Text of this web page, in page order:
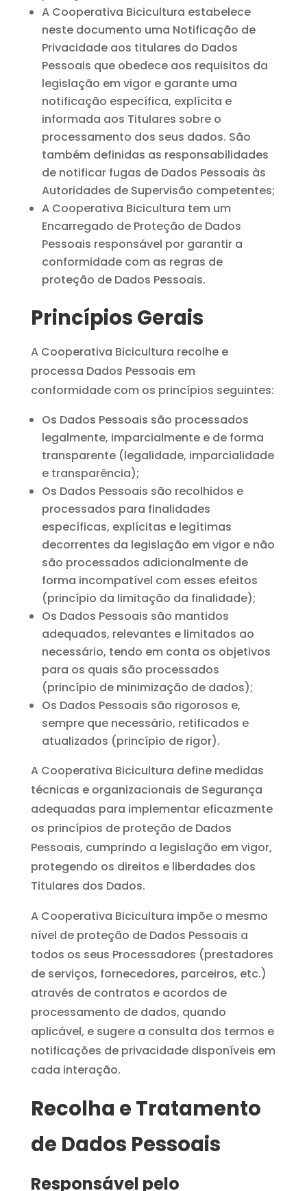
A Cooperativa Bicicultura estabelece
neste documento uma Notificação de
Privacidade aos titulares do Dados
Pessoais que obedece aos requisitos da
legislação em vigor e garante uma
notificação específica, explícita e
informada aos Titulares sobre o
processamento dos seus dados. São
também definidas as responsabilidades
de notificar fugas de Dados Pessoais às
Autoridades de Supervisão competentes;
A Cooperativa Bicicultura tem um
Encarregado de Proteção de Dados
Pessoais responsável por garantir a
conformidade com as regras de
proteção de Dados Pessoais.
Princípios Gerais
A Cooperativa Bicicultura recolhe e
processa Dados Pessoais em
conformidade com os princípios seguintes:
Os Dados Pessoais são processados
legalmente, imparcialmente e de forma
transparente (legalidade, imparcialidade
e transparência);
Os Dados Pessoais são recolhidos e
processados para finalidades
específicas, explícitas e legítimas
decorrentes da legislação em vigor e não
são processados adicionalmente de
forma incompatível com esses efeitos
(princípio da limitação da finalidade);
Os Dados Pessoais são mantidos
adequados, relevantes e limitados ao
necessário, tendo em conta os objetivos
para os quais são processados
(princípio de minimização de dados);
Os Dados Pessoais são rigorosos e,
sempre que necessário, retificados e
atualizados (princípio de rigor).
A Cooperativa Bicicultura define medidas
técnicas e organizacionais de Segurança
adequadas para implementar eficazmente
os princípios de proteção de Dados
Pessoais, cumprindo a legislação em vigor,
protegendo os direitos e liberdades dos
Titulares dos Dados.
A Cooperativa Bicicultura impõe o mesmo
nível de proteção de Dados Pessoais a
todos os seus Processadores (prestadores
de serviços, fornecedores, parceiros, etc.)
através de contratos e acordos de
processamento de dados, quando
aplicável, e sugere a consulta dos termos e
notificações de privacidade disponíveis em
cada interação.
Recolha e Tratamento
de Dados Pessoais
Responsável pelo